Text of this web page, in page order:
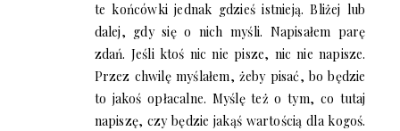
te końcówki jednak gdzieś istnieją. Bliżej lub
dalej, gdy się o nich myśli. Napisałem parę
zdań. Jeśli ktoś nic nie pisze, nic nie napisze.
Przez chwilę myślałem, żeby pisać, bo będzie
to jakoś opłacalne. Myślę też o tym, co tutaj
napiszę, czy będzie jakąś wartością dla kogoś.